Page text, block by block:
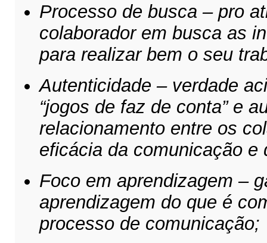
Processo de busca – pro
colaborador em busca as
para realizar bem o seu
Autenticidade – verdade
“jogos de faz de conta” e
relacionamento entre os
eficácia da comunicação e
Foco em aprendizagem –
aprendizagem do que é
processo de comunicação;